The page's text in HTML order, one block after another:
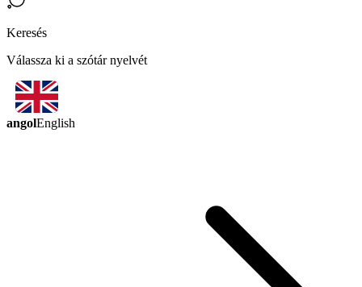
Keresés
Válassza ki a szótár nyelvét
angolEnglish